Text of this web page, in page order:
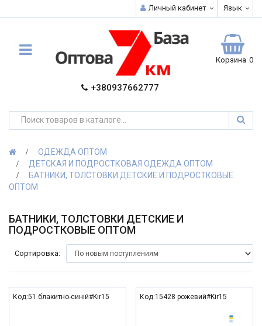
Личный кабинет Язык
+380937662777
Корзина 0
ОДЕЖДА ОПТОМ
ДЕТСКАЯ И ПОДРОСТКОВАЯ ОДЕЖДА ОПТОМ
БАТНИКИ, ТОЛСТОВКИ ДЕТСКИЕ И ПОДРОСТКОВЫЕ
ОПТОМ
БАТНИКИ, ТОЛСТОВКИ ДЕТСКИЕ И
ПОДРОСТКОВЫЕ ОПТОМ
Сортировка:
Код:51 блакитно-синій#Kir15 Код:15428 рожевий#Kir15